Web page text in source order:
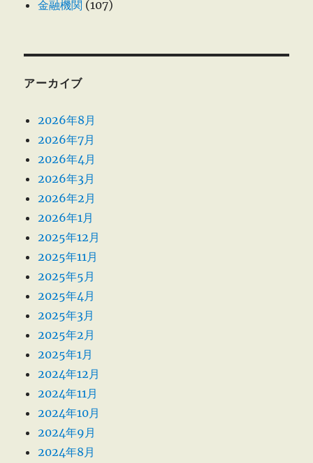
金融機関 (107)
アーカイブ
2026年8月
2026年7月
2026年4月
2026年3月
2026年2月
2026年1月
2025年12月
2025年11月
2025年5月
2025年4月
2025年3月
2025年2月
2025年1月
2024年12月
2024年11月
2024年10月
2024年9月
2024年8月